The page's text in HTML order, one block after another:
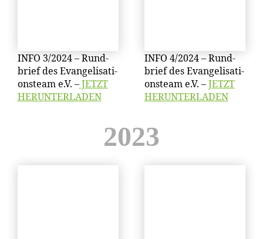
INFO 3/​2024 – Rund­
brief des Evan­ge­li­sa­ti­
ons­team e.V. –JETZT
HERUNTERLADEN
INFO 4/​2024 – Rund­
brief des Evan­ge­li­sa­ti­
ons­team e.V. –JETZT
HERUNTERLADEN
2023